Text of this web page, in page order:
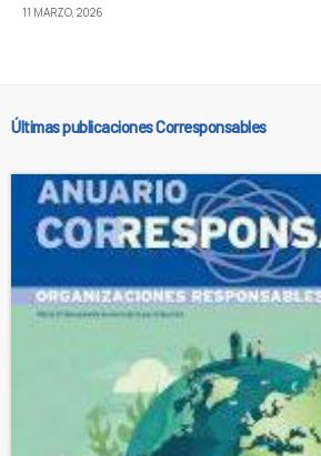
11 MARZO, 2026
Últimas publicaciones Corresponsables